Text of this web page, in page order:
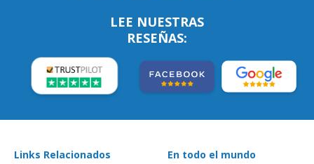
LEE NUESTRAS
RESEÑAS:
Links Relacionados En todo el mundo